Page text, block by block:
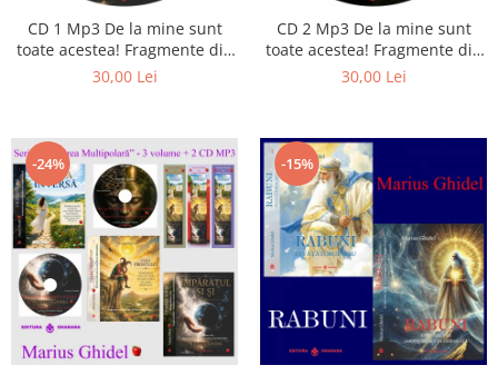
Literatura
Psihologie
Stiinta
CD 1 Mp3 De la mine sunt
toate acestea! Fragmente din
cărțile lui Marius Ghidel
30,00 Lei
CD 2 Mp3 De la mine sunt
toate acestea! Fragmente din
cărțile lui Marius Ghidel
30,00 Lei
-24% -15%